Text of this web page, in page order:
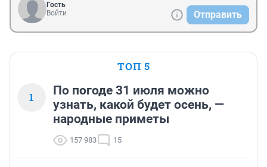
Гость
Войти
Отправить
ТОП 5
1
По погоде 31 июля можно
узнать, какой будет осень, —
народные приметы
157 983 15